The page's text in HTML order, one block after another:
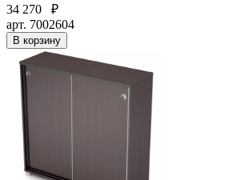
34 270
₽
арт. 7002604
В корзину